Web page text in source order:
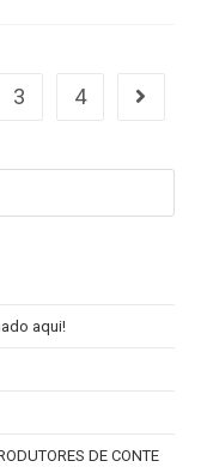
3 4
aqui!
DE CONTE